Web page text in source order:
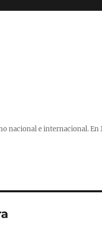
nacional e internacional.